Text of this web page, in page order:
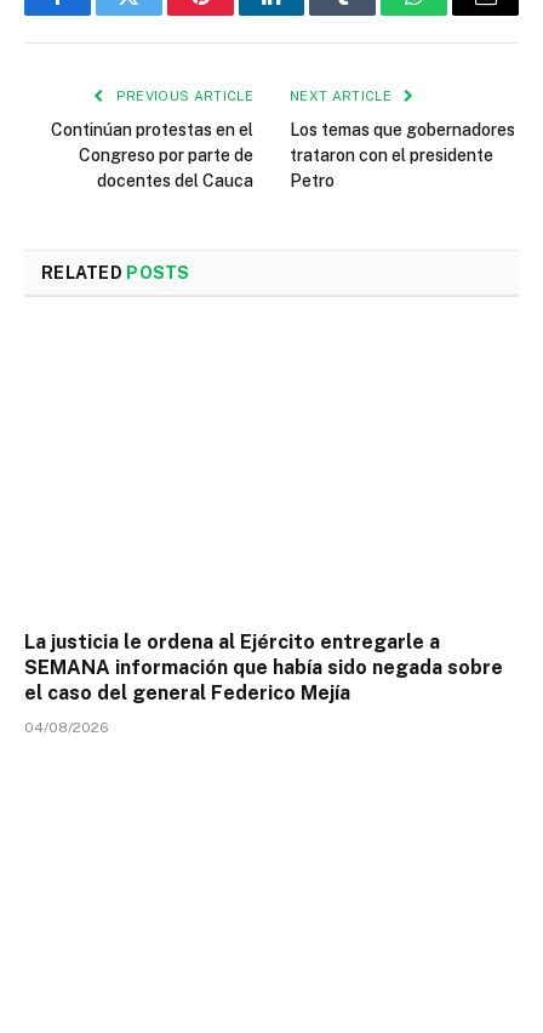
FacebookTwitter PinterestLinkedInTumblr WhatsAppEmail
PREVIOUS ARTICLE
Continúan protestas en el
Congreso por parte de
docentes del Cauca
NEXT ARTICLE
Los temas que gobernadores
trataron con el presidente
Petro
RELATED POSTS
La justicia le ordena al Ejército entregarle a
SEMANA información que había sido negada sobre
el caso del general Federico Mejía
04/08/2026